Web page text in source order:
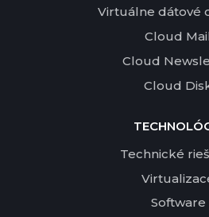
Virtuálne dátové
Cloud Mail
Cloud
Cloud
Technické
Software